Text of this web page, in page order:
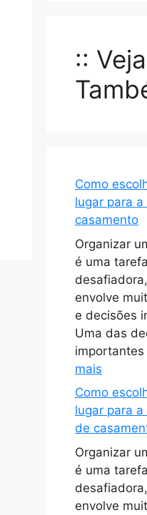
:: Veja
Como
lugar para
casamento
Organizar
é uma tarefa
envolve
e decisões
Uma das
importantes
mais
Como
lugar para a
de
Organizar
é uma tarefa
envolve